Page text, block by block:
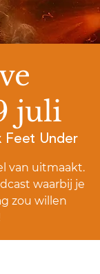
juli
Feet Under
van uitmaakt.
waarbij je
zou willen